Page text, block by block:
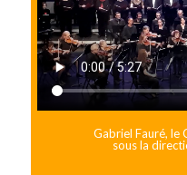
Gabriel Fauré, le
sous la